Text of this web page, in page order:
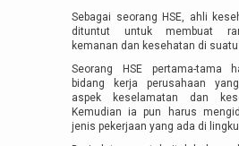
Sebagai seorang HSE, ahli
dituntut untuk membuat
kemanan dan kesehatan di
Seorang HSE pertama-tama
bidang kerja perusahaan
aspek keselamatan dan
Kemudian ia pun harus
jenis pekerjaan yang ada di